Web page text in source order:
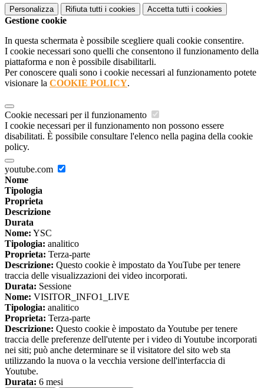
Personalizza Rifiuta tutti i cookies Accetta tutti i cookies
Gestione cookie
In questa schermata è possibile scegliere quali cookie consentire.
I cookie necessari sono quelli che consentono il funzionamento della
piattaforma e non è possibile disabilitarli.
Per conoscere quali sono i cookie necessari al funzionamento potete
visionare la COOKIE POLICY.
Cookie necessari per il funzionamento
I cookie necessari per il funzionamento non possono essere
disabilitati. È possibile consultare l'elenco nella pagina della cookie
policy.
youtube.com
Nome
Tipologia
Proprieta
Descrizione
Durata
Nome: YSC
Tipologia: analitico
Proprieta: Terza-parte
Descrizione: Questo cookie è impostato da YouTube per tenere
traccia delle visualizzazioni dei video incorporati.
Durata: Sessione
Nome: VISITOR_INFO1_LIVE
Tipologia: analitico
Proprieta: Terza-parte
Descrizione: Questo cookie è impostato da Youtube per tenere
traccia delle preferenze dell'utente per i video di Youtube incorporati
nei siti; può anche determinare se il visitatore del sito web sta
utilizzando la nuova o la vecchia versione dell'interfaccia di
Youtube.
Durata: 6 mesi